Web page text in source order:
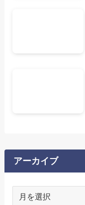
アーカイブ